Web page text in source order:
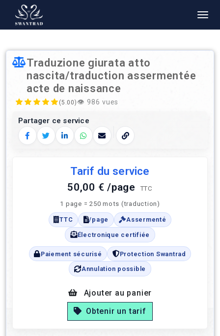
Traduzione giurata atto
nascita/traduction assermentée
acte de naissance
(5.00) 👁️ 986 vues
Partager ce service
Facebook
TwitterLinkedInWhatsApp
E‑mailCopier le lien
Tarif du service
50,00 € /page TTC
1 page = 250 mots (traduction)
TTC /page Assermenté
Électronique certifiée
Paiement sécurisé Protection Swantrad
Annulation possible
Ajouter au panier
Obtenir un tarif